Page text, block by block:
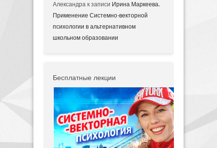
Александра к записи Ирина Маркеева.
Применение Системно-векторной
психологии в альтернативном
школьном образовании
Бесплатные лекции